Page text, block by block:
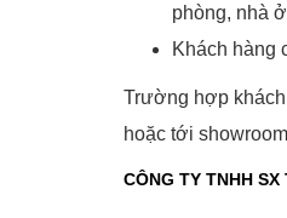
phòng, nhà
Khách hàng
Trường hợp
hoặc tới
CÔNG TY TNHH